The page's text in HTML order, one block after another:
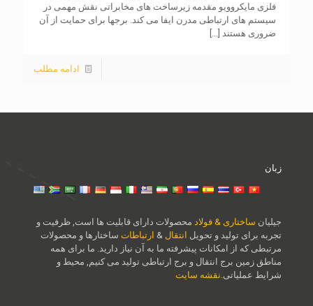
فلزی مایکروویو مقدمه زیرساخت های مخابراتی نقش مهمی در
سیستم های ارتباطی مدرن ایفا می کند. برجها برای حمایت از آن
ضروری هستند [...]
ادامه مطلب
زبان
جیلیان ساختاری & فولاد محصولات دارای قابلیت ها است, ظرفیت و
تجربه برای تولید و تحویل انتقال & ارتباطات ساختارها و محصولات
مرتبطی که از امکانات پیشرفته ما به آن نیاز دارید. ما برای همه
مناطق زمین برج انتقال و برج ارتباطی تولید می کنیم, محیط و
شرایط عملیاتی. نقشه سایت